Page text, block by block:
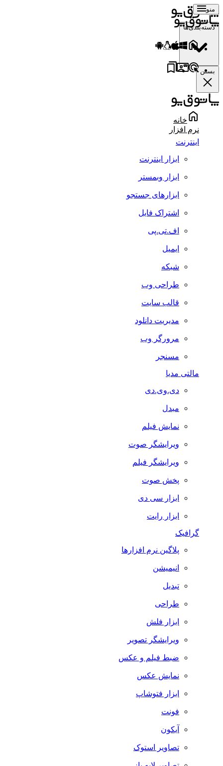
منو
دسته‌بندی‌ها
بستن
خانه
نرم افزار
اینترنت
ابزار اینترنت
ابزار وبمستر
ابزارهای جستجو
اشتراک فایل
اف.تی.پی
ایمیل
شبکه
طراحی وب
قالب سایت
مدیریت دانلود
مرورگر وب
مسنجر
مالتی مدیا
دی.وی.دی
مبدل
نمایش فیلم
ویرایشگر صوت
ویرایشگر فیلم
پخش صوت
ابزار سی دی
ابزار رایت
گرافیک
پلاگین نرم افزارها
انیمیشن
تبدیل
طراحی
ابزار فلش
ویرایشگر تصویر
ضبط فيلم و عكس
نمایش عکس
ابزار فتوشاپ
فونت
آیکون
تصاویر استوک